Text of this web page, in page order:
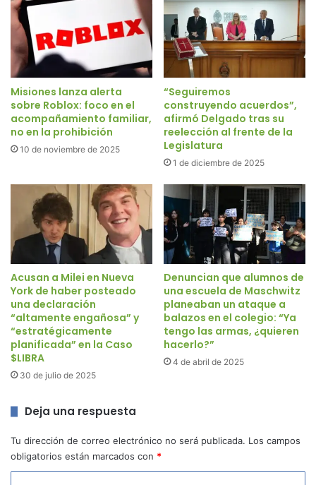
Misiones lanza alerta
sobre Roblox: foco en el
acompañamiento familiar,
no en la prohibición
10 de noviembre de 2025
“Seguiremos
construyendo acuerdos”,
afirmó Delgado tras su
reelección al frente de la
Legislatura
1 de diciembre de 2025
Acusan a Milei en Nueva
York de haber posteado
una declaración
“altamente engañosa” y
“estratégicamente
planificada” en la Caso
$LIBRA
30 de julio de 2025
Denuncian que alumnos de
una escuela de Maschwitz
planeaban un ataque a
balazos en el colegio: “Ya
tengo las armas, ¿quieren
hacerlo?”
4 de abril de 2025
Deja una respuesta
Tu dirección de correo electrónico no será publicada. Los campos
obligatorios están marcados con *